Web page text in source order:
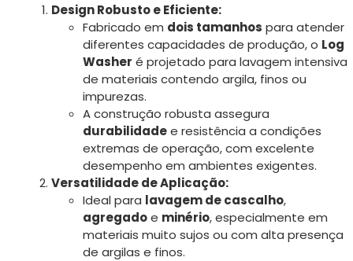
Design Robusto e Eficiente:
Fabricado em dois tamanhos para atender
diferentes capacidades de produção, o Log
Washer é projetado para lavagem intensiva
de materiais contendo argila, finos ou
impurezas.
A construção robusta assegura
durabilidadee resistência a condições
extremas de operação, com excelente
desempenho em ambientes exigentes.
Versatilidade de Aplicação:
Ideal para lavagem de cascalho,
agregadoe minério, especialmente em
materiais muito sujos ou com alta presença
de argilas e finos.